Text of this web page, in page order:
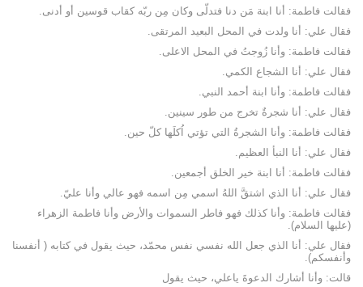
فقالت فاطمة: أنا ابنة مَن دنا فتدلّى وكان مِن ربّه كقاب قوسين أو أدنى.
فقال علي: أنا ولدت في المحل البعيد المرتقى.
فقالت فاطمة: وأنا زُوجتُ في المحل الاعلى.
فقال علي: أنا الشجاع الكمي.
فقالت فاطمة: وأنا ابنة أحمد النبي.
فقال علي: أنا شجرةٌ تخرج من طور سينين.
فقالت فاطمة: وأنا الشجرةُ التي تؤتي اُكلَها كلّ حين.
فقال علي: أنا النبأ العظيم.
فقالت فاطمة: أنا ابنة خير الخلق أجمعين.
فقال علي: أنا الذي اشتقَّ اللهُ اسمي مِن اسمه فهو عالي وأنا عليّ.
فقالت فاطمة: وأنا كذلك فهو فاطر السموات والأرض وأنا فاطمة الزهراء
(عليها السلام).
فقال علي: أنا الذي جعل الله نفسي نفس محمّد، حيث يقول في كتابه ( أنفسنا
وأنفسكم).
قالت: وأنا أشارك الدعوةَ ياعلي، حيث يقول